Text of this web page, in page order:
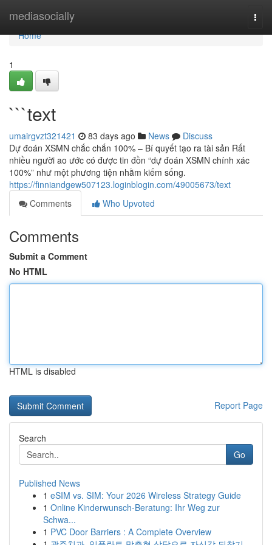
mediasocially
Home
Home
1
```text
umairgvzt321421 83 days ago News
Discuss
Dự đoán XSMN chắc chắn 100% – Bí quyết tạo ra tài sản Rất
nhiều người ao ước có được tin đồn “dự đoán XSMN chính xác
100%” như một phương tiện nhằm kiếm sống.
https://finniandgew507123.loginblogin.com/49005673/text
Comments
Who Upvoted
Comments
Submit a Comment
No HTML
HTML is disabled
Report Page
Search
Go
Published News
1 eSIM vs. SIM: Your 2026 Wireless Strategy Guide
1 Online Kinderwunsch-Beratung: Ihr Weg zur
Schwa...
1 PVC Door Barriers : A Complete Overview